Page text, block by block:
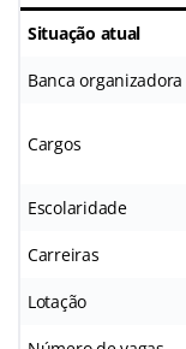
Situação atual
Banca organizadora
Cargos
Escolaridade
Carreiras
Lotação